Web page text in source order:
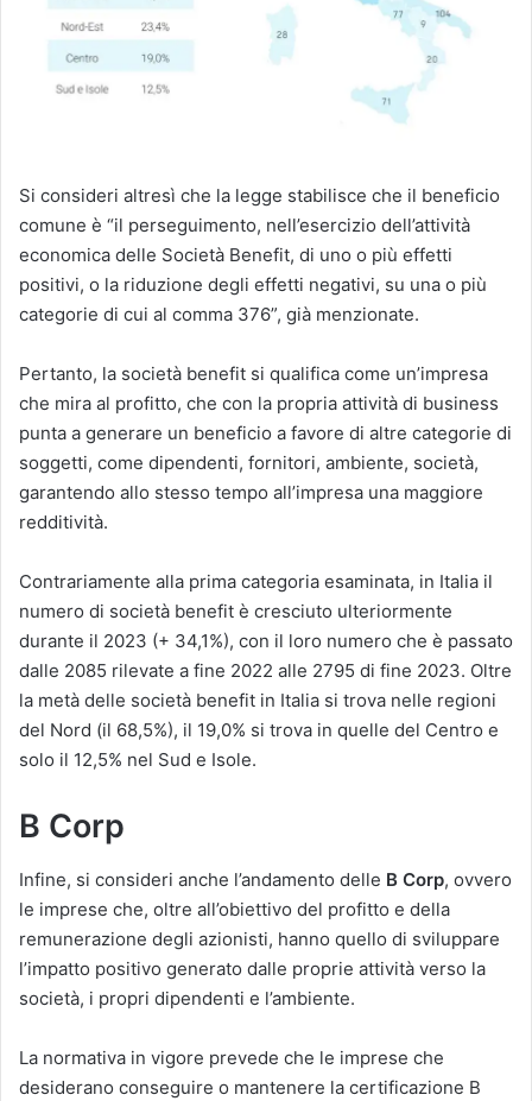
Si consideri altresì che la legge stabilisce che il beneficio
comune è “il perseguimento, nell’esercizio dell’attività
economica delle Società Benefit, di uno o più effetti
positivi, o la riduzione degli effetti negativi, su una o più
categorie di cui al comma 376”, già menzionate.
Pertanto, la società benefit si qualifica come un’impresa
che mira al profitto, che con la propria attività di business
punta a generare un beneficio a favore di altre categorie di
soggetti, come dipendenti, fornitori, ambiente, società,
garantendo allo stesso tempo all’impresa una maggiore
redditività.
Contrariamente alla prima categoria esaminata, in Italia il
numero di società benefit è cresciuto ulteriormente
durante il 2023 (+ 34,1%), con il loro numero che è passato
dalle 2085 rilevate a fine 2022 alle 2795 di fine 2023. Oltre
la metà delle società benefit in Italia si trova nelle regioni
del Nord (il 68,5%), il 19,0% si trova in quelle del Centro e
solo il 12,5% nel Sud e Isole.
B Corp
Infine, si consideri anche l’andamento delle B Corp, ovvero
le imprese che, oltre all’obiettivo del profitto e della
remunerazione degli azionisti, hanno quello di sviluppare
l’impatto positivo generato dalle proprie attività verso la
società, i propri dipendenti e l’ambiente.
La normativa in vigore prevede che le imprese che
desiderano conseguire o mantenere la certificazione B